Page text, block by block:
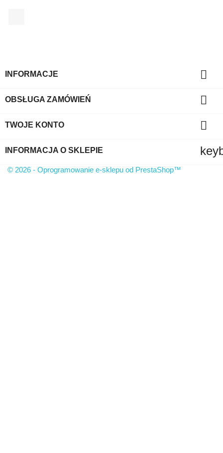
INFORMACJE 
OBSŁUGA ZAMÓWIEŃ 
TWOJE KONTO 
INFORMACJA O SKLEPIE
© 2026 - Oprogramowanie e-sklepu od PrestaShop™